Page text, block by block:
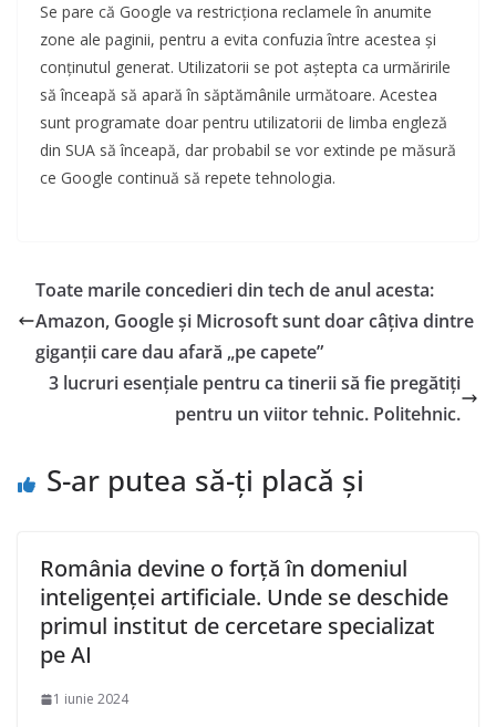
Se pare că Google va restricționa reclamele în anumite
zone ale paginii, pentru a evita confuzia între acestea și
conținutul generat. Utilizatorii se pot aștepta ca urmăririle
să înceapă să apară în săptămânile următoare. Acestea
sunt programate doar pentru utilizatorii de limba engleză
din SUA să înceapă, dar probabil se vor extinde pe măsură
ce Google continuă să repete tehnologia.
Toate marile concedieri din tech de anul acesta:
Amazon, Google și Microsoft sunt doar câțiva dintre
giganții care dau afară „pe capete”
3 lucruri esențiale pentru ca tinerii să fie pregătiți
pentru un viitor tehnic. Politehnic.
S-ar putea să-ți placă și
România devine o forță în domeniul
inteligenței artificiale. Unde se deschide
primul institut de cercetare specializat
pe AI
1 iunie 2024